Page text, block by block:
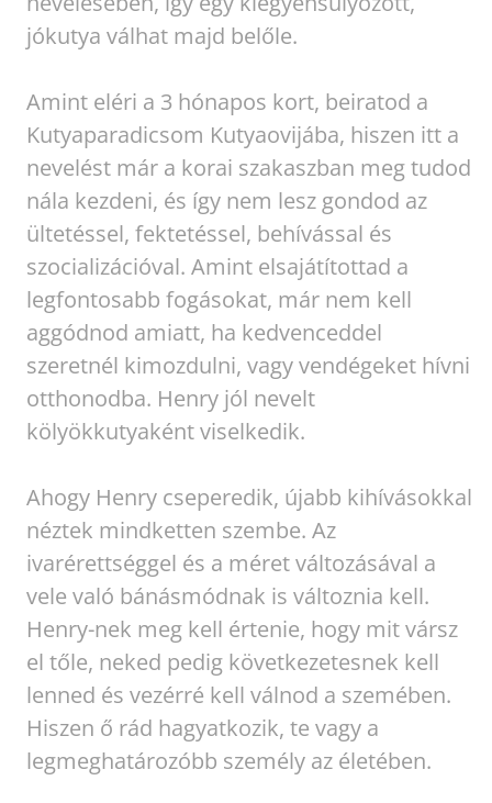
jókutya válhat majd belőle.
Amint eléri a 3 hónapos kort, beiratod a
Kutyaparadicsom Kutyaovijába, hiszen itt a
nevelést már a korai szakaszban meg tudod
nála kezdeni, és így nem lesz gondod az
ültetéssel, fektetéssel, behívással és
szocializációval. Amint elsajátítottad a
legfontosabb fogásokat, már nem kell
aggódnod amiatt, ha kedvenceddel
szeretnél kimozdulni, vagy vendégeket hívni
otthonodba. Henry jól nevelt
kölyökkutyaként viselkedik.
Ahogy Henry cseperedik, újabb kihívásokkal
néztek mindketten szembe. Az
ivarérettséggel és a méret változásával a
vele való bánásmódnak is változnia kell.
Henry-nek meg kell értenie, hogy mit vársz
el tőle, neked pedig következetesnek kell
lenned és vezérré kell válnod a szemében.
Hiszen ő rád hagyatkozik, te vagy a
legmeghatározóbb személy az életében.